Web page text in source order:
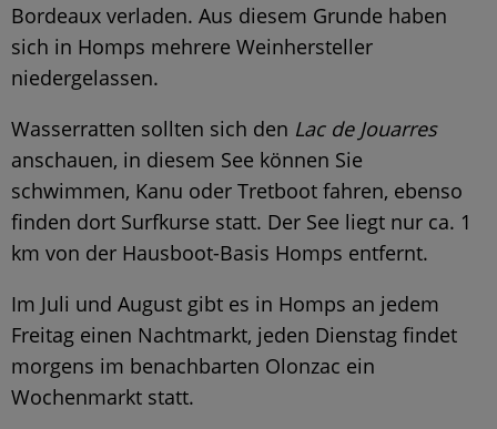
Bordeaux verladen. Aus diesem Grunde haben
sich in Homps mehrere Weinhersteller
niedergelassen.
Wasserratten sollten sich den Lac de Jouarres
anschauen, in diesem See können Sie
schwimmen, Kanu oder Tretboot fahren, ebenso
finden dort Surfkurse statt. Der See liegt nur ca. 1
km von der Hausboot-Basis Homps entfernt.
Im Juli und August gibt es in Homps an jedem
Freitag einen Nachtmarkt, jeden Dienstag findet
morgens im benachbarten Olonzac ein
Wochenmarkt statt.